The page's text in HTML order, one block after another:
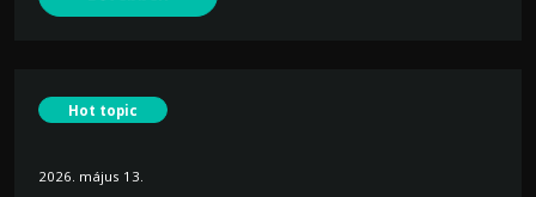
Hot topic
2026. május 13.